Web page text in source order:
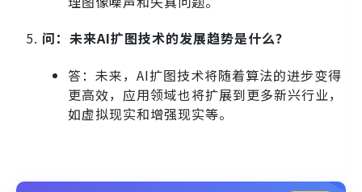
问：未来AI扩图技术的发展趋势是什么？
答：未来，AI扩图技术将随着算法的进步变得
更高效，应用领域也将扩展到更多新兴行业，
如虚拟现实和增强现实等。